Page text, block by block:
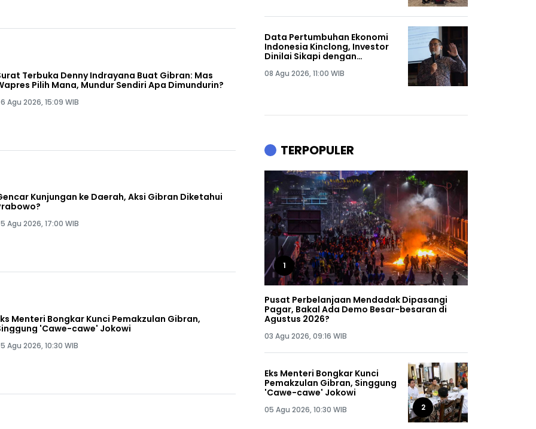
Terbuka Denny Indrayana Buat Gibran: Mas
Pilih Mana, Mundur Sendiri Apa Dimundurin?
Agu 2026, 15:09 WIB
Kunjungan ke Daerah, Aksi Gibran Diketahui
Agu 2026, 17:00 WIB
Menteri Bongkar Kunci Pemakzulan Gibran,
'Cawe-cawe' Jokowi
Agu 2026, 10:30 WIB
Data Pertumbuhan Ekonomi
Indonesia Kinclong, Investor
Dinilai Sikapi dengan
08 Agu 2026, 11:00 WIB
TERPOPULER
1
Pusat Perbelanjaan Mendadak Dipasangi
Pagar, Bakal Ada Demo Besar-besaran di
Agustus 2026?
03 Agu 2026, 09:16 WIB
Eks Menteri Bongkar Kunci
Pemakzulan Gibran, Singgung
'Cawe-cawe' Jokowi
05 Agu 2026, 10:30 WIB 2